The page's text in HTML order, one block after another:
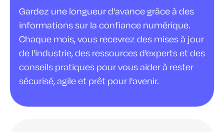
Gardez une longueur d'avance grâce à des
informations sur la confiance numérique.
Chaque mois, vous recevrez des mises à jour
de l'industrie, des ressources d'experts et des
conseils pratiques pour vous aider à rester
sécurisé, agile et prêt pour l'avenir.